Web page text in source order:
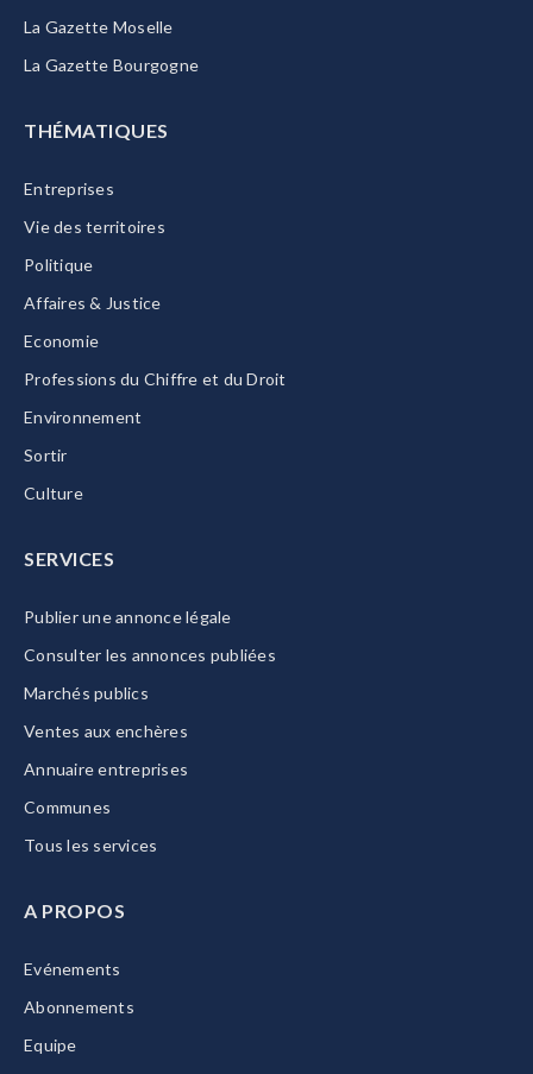
La Gazette Moselle
La Gazette Bourgogne
THÉMATIQUES
Entreprises
Vie des territoires
Politique
Affaires & Justice
Economie
Professions du Chiffre et du Droit
Environnement
Sortir
Culture
SERVICES
Publier une annonce légale
Consulter les annonces publiées
Marchés publics
Ventes aux enchères
Annuaire entreprises
Communes
Tous les services
A PROPOS
Evénements
Abonnements
Equipe